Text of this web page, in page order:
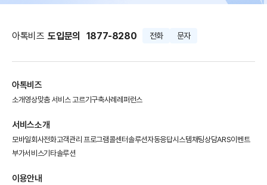
아톡비즈 도입문의 1877-8280 전화 문자
아톡비즈
소개영상맞춤 서비스 고르기구축사례 레퍼런스
서비스소개
모바일회사전화고객관리 프로그램콜센터솔루션자동응답시스템채팅상담ARS이벤트
부가서비스기타솔루션
이용안내